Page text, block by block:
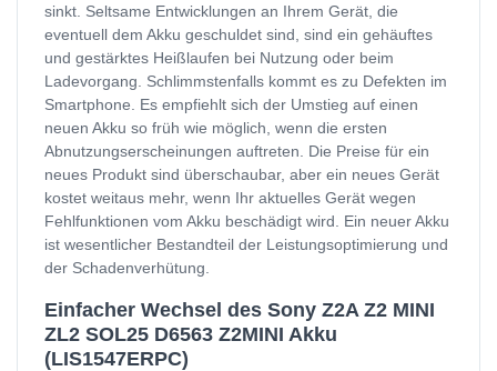
sinkt. Seltsame Entwicklungen an Ihrem Gerät, die
eventuell dem Akku geschuldet sind, sind ein gehäuftes
und gestärktes Heißlaufen bei Nutzung oder beim
Ladevorgang. Schlimmstenfalls kommt es zu Defekten im
Smartphone. Es empfiehlt sich der Umstieg auf einen
neuen Akku so früh wie möglich, wenn die ersten
Abnutzungserscheinungen auftreten. Die Preise für ein
neues Produkt sind überschaubar, aber ein neues Gerät
kostet weitaus mehr, wenn Ihr aktuelles Gerät wegen
Fehlfunktionen vom Akku beschädigt wird. Ein neuer Akku
ist wesentlicher Bestandteil der Leistungsoptimierung und
der Schadenverhütung.
Einfacher Wechsel des Sony Z2A Z2 MINI
ZL2 SOL25 D6563 Z2MINI Akku
(LIS1547ERPC)